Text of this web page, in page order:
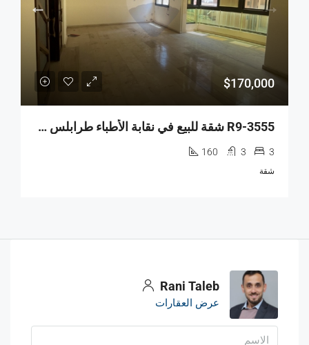
$170,000
R9-3555 شقة للبيع في نقابة الأطباء طرابلس – 160 م²
3
3
160
شقة
Rani Taleb
عرض العقارات